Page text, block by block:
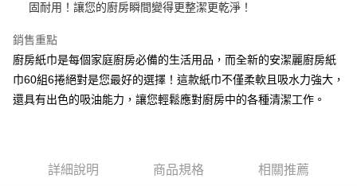
AFTEE先享後付
相關說明
AFTEE先享後付是「在收到商品之後才付款」的支付方式。 讓您購物簡單
便利好安心！
１．簡單：不需註冊會員、不需綁卡、不需儲值。
２．便利：只要手機號碼，簡訊認證，即可結帳。
１．於結帳方式選擇「AFTEE先享後付」後，將跳轉至「AFTEE先享後付」
ATM付款
運送方式
付款後全家取貨
固耐用！讓您的廚房瞬間變得更整潔更乾淨！
銷售重點
廚房紙巾是每個家庭廚房必備的生活用品，而全新的安潔麗廚房紙
巾60組6捲絕對是您最好的選擇！這款紙巾不僅柔軟且吸水力強大，
還具有出色的吸油能力，讓您輕鬆應對廚房中的各種清潔工作。
詳細說明 商品規格 相關推薦